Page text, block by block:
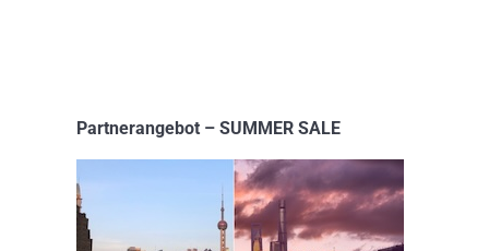
Partnerangebot – SUMMER SALE